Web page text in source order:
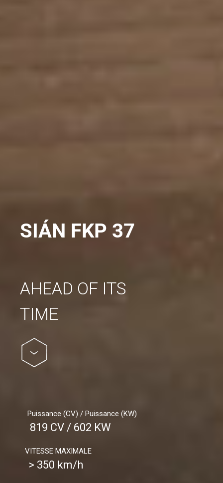
SIÁN FKP 37
AHEAD OF ITS
TIME
Puissance (CV) / Puissance (KW)
819 CV / 602 KW
VITESSE MAXIMALE
> 350 km/h